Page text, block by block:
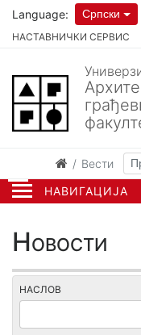
НАВИГАЦИЈА
НАСТАВНИЧКИ СЕРВИС
Language: Српски
Вести
Новости
НАСЛОВ